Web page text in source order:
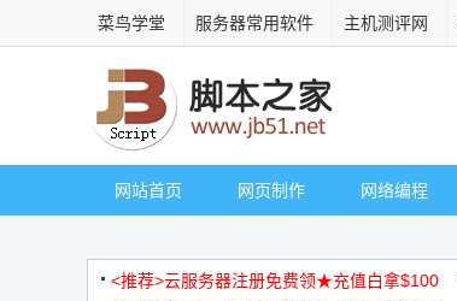
菜鸟学堂 服务器常用软件 主机测评网
网站首页 网页制作 网络编程
<推荐>云服务器注册免费领★充值白拿$100